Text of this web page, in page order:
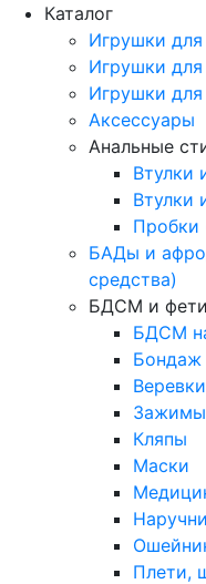
Каталог
Игрушки для
Игрушки для
Игрушки
Аксессуары
Анальные
Втулки
Втулки
Пробки
БАДы и
средства)
БДСМ и
БДСМ
Бондаж
Зажимы
Кляпы
Маски
Плети,